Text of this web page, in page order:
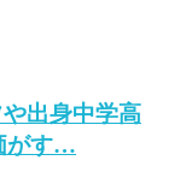
出身中学高
がす…